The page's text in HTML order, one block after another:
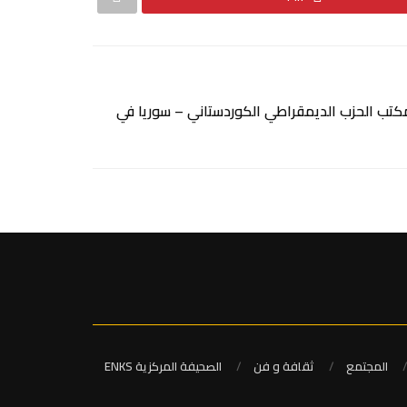
الحزب الديمقراطي الكوردستاني – سوريا في
المجتمع ثقافة و فن الصحيفة المركزية ENKS